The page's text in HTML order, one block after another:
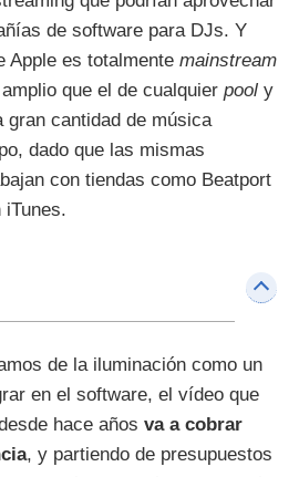
de software para DJs. Y
Apple es totalmente mainstream
que el de cualquier pool y
gran cantidad de música
dado que las mismas
con tiendas como Beatport
iTunes.
de la iluminación como un
en el software, el vídeo que
hace años va a cobrar
, y partiendo de presupuestos